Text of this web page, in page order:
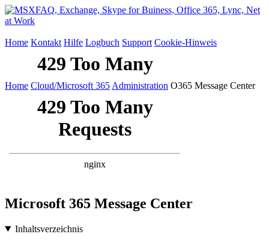
Home Kontakt Hilfe Logbuch Support Cookie-Hinweis
Home Cloud/Microsoft 365 Administration O365 Message Center
Microsoft 365 Message Center
Inhaltsverzeichnis